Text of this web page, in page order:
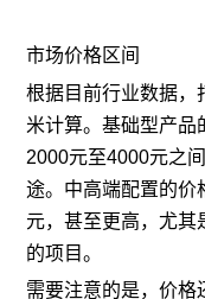
市场价格区间
根据目前行业数据，
米计算。基础型产品
2000元至4000元之
途。中高端配置的价
元，甚至更高，尤其
的项目。
需要注意的是，价格